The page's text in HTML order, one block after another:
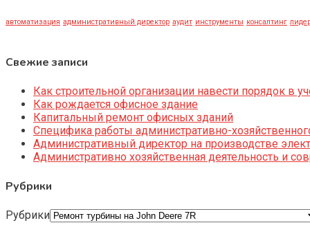
автоматизация административный директор аудит инструменты консалтинг
Свежие записи
Как строительной организации навести порядок в
Как рождается офисное здание
Капитальный ремонт офисных зданий
Специфика работы административно-
Административный директор на производстве
Административно хозяйственная деятельность и
Рубрики
Рубрики